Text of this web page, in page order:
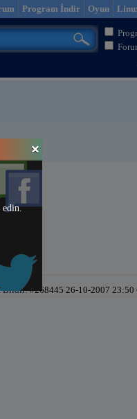
Oyun
Program İndir
edin.
Bildir!#268445 26-10-2007 23:50